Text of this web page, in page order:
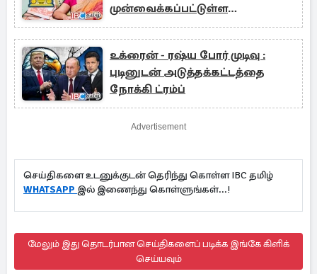
முன்வைக்கப்பட்டுள்ள
குற்றச்சாட்டு
உக்ரைன் - ரஷ்ய போர் முடிவு :
புடினுடன் அடுத்தக்கட்டத்தை
நோக்கி ட்ரம்ப்
Advertisement
செய்திகளை உடனுக்குடன் தெரிந்து கொள்ள IBC தமிழ்
WHATSAPP இல் இணைந்து கொள்ளுங்கள்...!
மேலும் இது தொடர்பான செய்திகளைப் படிக்க இங்கே கிளிக்
செய்யவும்